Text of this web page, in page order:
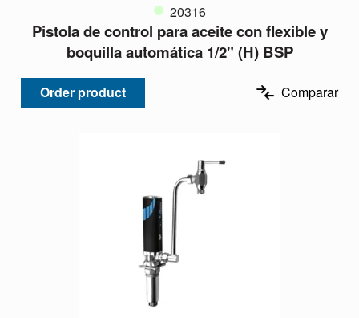
20316
Pistola de control para aceite con flexible y
boquilla automática 1/2" (H) BSP
Order product Comparar